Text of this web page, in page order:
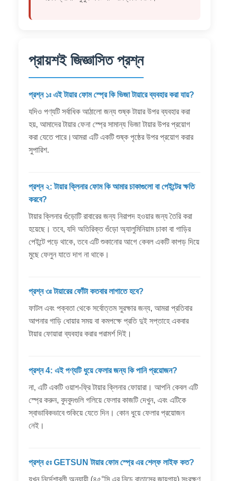
প্রায়শই জিজ্ঞাসিত প্রশ্ন
প্রশ্ন ১ঃ এই টায়ার ফোম স্প্রে কি ভিজা টায়ারে ব্যবহার করা যায়?
যদিও পণ্যটি সর্বাধিক আঠালো জন্য শুষ্ক টায়ার উপর ব্যবহার করা
হয়, আমাদের টায়ার ফেনা স্প্রে সামান্য ভিজা টায়ার উপর প্রয়োগ
করা যেতে পারে।আমরা এটি একটি শুষ্ক পৃষ্ঠের উপর প্রয়োগ করার
সুপারিশ.
প্রশ্ন ২: টায়ার ক্লিনার ফোম কি আমার চাকাগুলো বা পেইন্টের ক্ষতি
করবে?
টায়ার ক্লিনার গুঁড়োটি রাবারের জন্য নিরাপদ হওয়ার জন্য তৈরি করা
হয়েছে। তবে, যদি অতিরিক্ত গুঁড়ো অ্যালুমিনিয়াম চাকা বা গাড়ির
পেইন্টে পড়ে থাকে, তবে এটি শুকানোর আগে কেবল একটি কাপড় দিয়ে
মুছে ফেলুন যাতে দাগ না থাকে।
প্রশ্ন ৩ঃ টায়ারের ফোঁটা কতবার লাগাতে হবে?
ফাটল এবং পক্বতা থেকে সর্বোত্তম সুরক্ষার জন্য, আমরা প্রতিবার
আপনার গাড়ি ধোয়ার সময় বা কমপক্ষে প্রতি দুই সপ্তাহে একবার
টায়ার ফোয়ারা ব্যবহার করার পরামর্শ দিই।
প্রশ্ন 4: এই পণ্যটি ধুয়ে ফেলার জন্য কি পানি প্রয়োজন?
না, এটি একটি ওয়াশ-ফ্রি টায়ার ক্লিনার ফোয়ারা। আপনি কেবল এটি
স্প্রে করুন, বুদবুদগুলি গলিয়ে ফেলার কাজটি দেখুন, এবং এটিকে
স্বাভাবিকভাবে শুকিয়ে যেতে দিন। কোন ধুয়ে ফেলার প্রয়োজন
নেই।
প্রশ্ন ৫ঃ GETSUN টায়ার ফোম স্প্রে এর শেল্ফ লাইফ কত?
যখন নির্দেশাবলী অনুযায়ী (৪৫°সি এর নিচে বাতাসের জায়গায়) সংরক্ষণ